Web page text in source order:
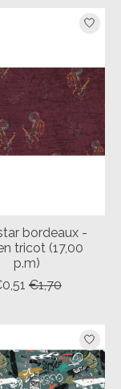
bordeaux -
tricot (17,00
p.m)
€1,70